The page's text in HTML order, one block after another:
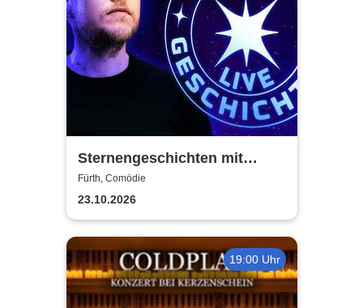
Sternengeschichten mit
Florian Freistetter - Die
Geheimnisse des Universums
Fürth, Comödie
23.10.2026
19:00 Uhr